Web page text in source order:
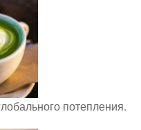
потепления.